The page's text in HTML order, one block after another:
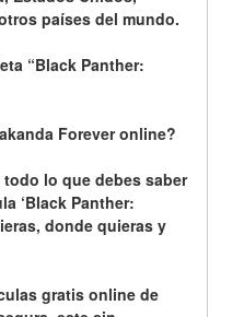
países del mundo.
“Black Panther:
Forever online?
lo que debes saber
‘Black Panther:
donde quieras y
gratis online de